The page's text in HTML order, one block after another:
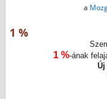
a
1 %
1 %-ának
Új